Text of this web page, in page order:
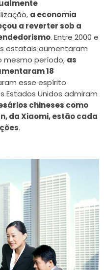
a economia
a reverter sob a
. Entre 2000 e
estatais aumentaram
mesmo período, as
18
esse espírito
Estados Unidos admiram
chineses como
da Xiaomi, estão cada
.